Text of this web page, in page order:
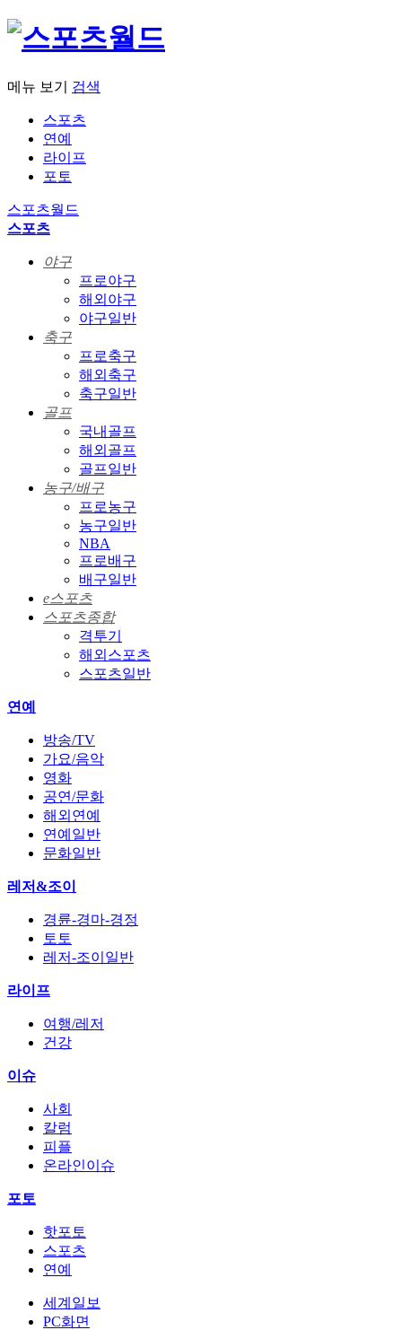
메뉴 보기 검색
스포츠
연예
라이프
포토
스포츠월드
스포츠
야구
프로야구
해외야구
야구일반
축구
프로축구
해외축구
축구일반
골프
국내골프
해외골프
골프일반
농구/배구
프로농구
농구일반
NBA
프로배구
배구일반
e스포츠
스포츠종합
격투기
해외스포츠
스포츠일반
연예
방송/TV
가요/음악
영화
공연/문화
해외연예
연예일반
문화일반
레저&조이
경륜-경마-경정
토토
레저-조이일반
라이프
여행/레저
건강
이슈
사회
칼럼
피플
온라인이슈
포토
핫포토
스포츠
연예
세계일보
PC화면